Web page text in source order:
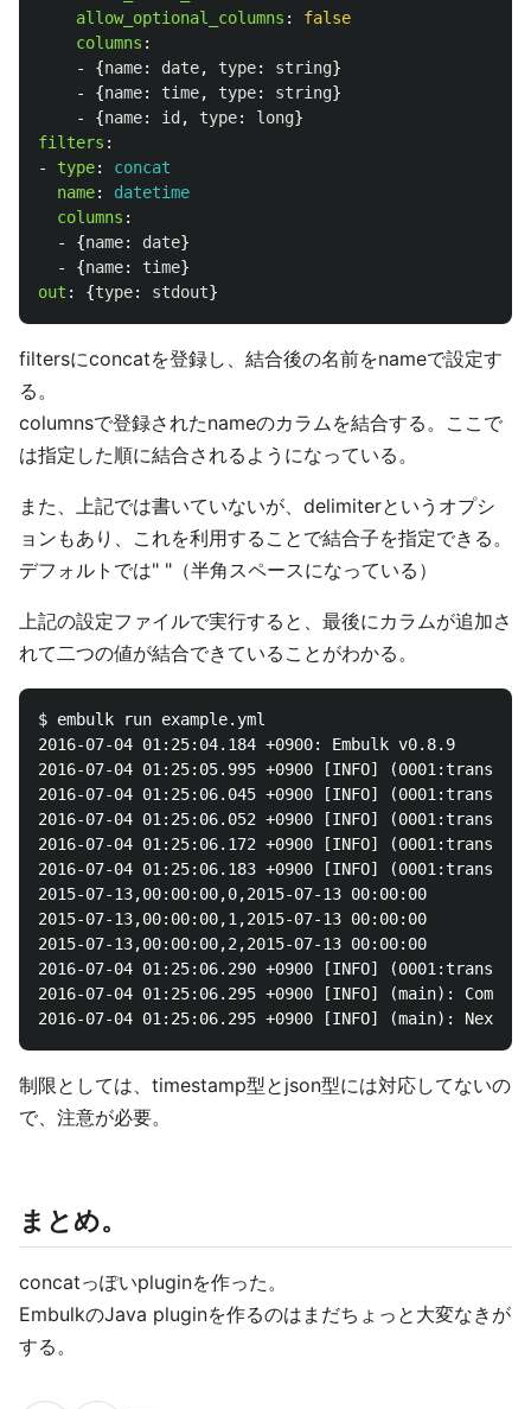
allow_optional_columns :
false
columns :
-
{name: date, type: string}
-
{name: time, type: string}
-
{name: id , type: long}
filters :
-
type:
concat
name:
datetime
columns :
-
{name: date}
-
{name: time}
out : {type: stdout}
filtersにconcatを登録し、結合後の名前をnameで設定す
る。
columnsで登録されたnameのカラムを結合する。ここで
は指定した順に結合されるようになっている。
また、上記では書いていないが、delimiterというオプシ
ョンもあり、これを利用することで結合子を指定できる。
デフォルトでは" "（半角スペースになっている）
上記の設定ファイルで実行すると、最後にカラムが追加さ
れて二つの値が結合できていることがわかる。
$ embulk run example.yml
2016-07-04 01:25:04.184 +0900: Embulk v0.8.9
2016-07-04 01:25:05.995 +0900 [INFO]
2016-07-04 01:25:06.045 +0900 [INFO]
2016-07-04 01:25:06.052 +0900 [INFO]
2016-07-04 01:25:06.172 +0900 [INFO]
2016-07-04 01:25:06.183 +0900 [INFO]
2015-07-13,00:00:00,0,2015-07-13 00:00:00
2015-07-13,00:00:00,1,2015-07-13 00:00:00
2015-07-13,00:00:00,2,2015-07-13 00:00:00
2016-07-04 01:25:06.290 +0900 [INFO]
2016-07-04 01:25:06.295 +0900 [INFO] (main):
制限としては、timestamp型とjson型には対応してないの
で、注意が必要。
まとめ。
concatっぽいpluginを作った。
EmbulkのJava pluginを作るのはまだちょっと大変なきが
する。